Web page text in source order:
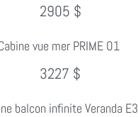
2905 $
vue mer PRIME O1
3227 $
balcon infinite Veranda E3